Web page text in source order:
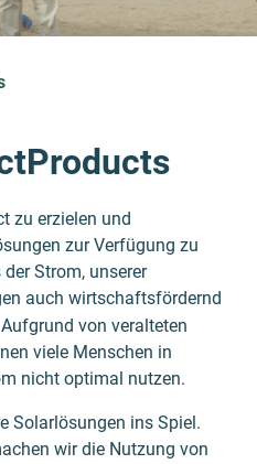
zu erzielen und
zur Verfügung zu
Strom, unserer
auch wirtschaftsfördernd
von veralteten
viele Menschen in
nicht optimal nutzen.
Solarlösungen ins Spiel.
wir die Nutzung von